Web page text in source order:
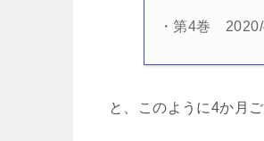
・第4巻 2020/
と、このように4か月